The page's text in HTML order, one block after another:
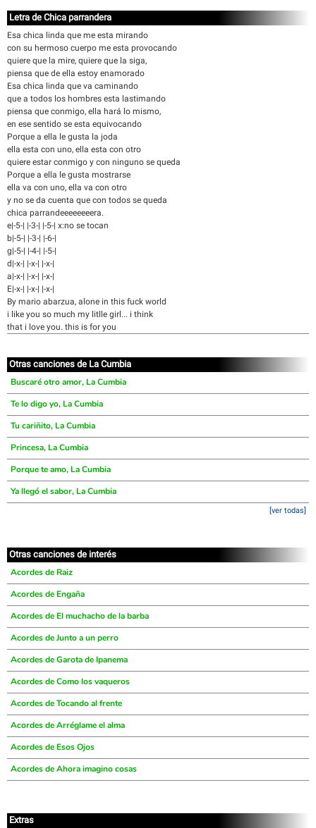
Letra de Chica parrandera
Esa chica linda que me esta mirando
con su hermoso cuerpo me esta provocando
quiere que la mire, quiere que la siga,
piensa que de ella estoy enamorado
Esa chica linda que va caminando
que a todos los hombres esta lastimando
piensa que conmigo, ella hará lo mismo,
en ese sentido se esta equivocando
Porque a ella le gusta la joda
ella esta con uno, ella esta con otro
quiere estar conmigo y con ninguno se queda
Porque a ella le gusta mostrarse
ella va con uno, ella va con otro
y no se da cuenta que con todos se queda
chica parrandeeeeeeeera.
e|-5-| |-3-| |-5-| x:no se tocan
b|-5-| |-3-| |-6-|
g|-5-| |-4-| |-5-|
d|-x-| |-x-| |-x-|
a|-x-| |-x-| |-x-|
E|-x-| |-x-| |-x-|
By mario abarzua, alone in this fuck world
i like you so much my litlle girl... i think
that i love you. this is for you
Otras canciones de La Cumbia
Buscaré otro amor, La Cumbia
Te lo digo yo, La Cumbia
Tu cariñito, La Cumbia
Princesa, La Cumbia
Porque te amo, La Cumbia
Ya llegó el sabor, La Cumbia
[ver todas]
Otras canciones de interés
Acordes de Raiz
Acordes de Engaña
Acordes de El muchacho de la barba
Acordes de Junto a un perro
Acordes de Garota de Ipanema
Acordes de Como los vaqueros
Acordes de Tocando al frente
Acordes de Arréglame el alma
Acordes de Esos Ojos
Acordes de Ahora imagino cosas
Extras